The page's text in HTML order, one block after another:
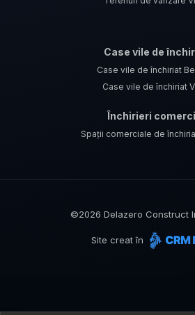
Case vile de
Case vile de închiriat
Case vile de închiriat
Închirieri
Spații comerciale de
©2026 Delazero Construct
Site creat în